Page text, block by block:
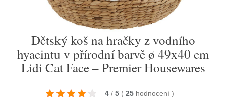
Dětský koš na hračky z vodního
hyacintu v přírodní barvě ø 49x40 cm
Lidi Cat Face – Premier Housewares
4 / 5 ( 25 hodnocení )